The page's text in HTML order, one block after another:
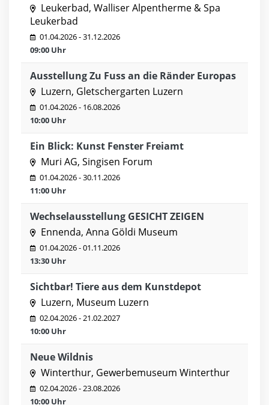
Leukerbad, Walliser Alpentherme & Spa
Leukerbad
01.04.2026 - 31.12.2026
09:00 Uhr
Ausstellung Zu Fuss an die Ränder Europas
Luzern, Gletschergarten Luzern
01.04.2026 - 16.08.2026
10:00 Uhr
Ein Blick: Kunst Fenster Freiamt
Muri AG, Singisen Forum
01.04.2026 - 30.11.2026
11:00 Uhr
Wechselausstellung GESICHT ZEIGEN
Ennenda, Anna Göldi Museum
01.04.2026 - 01.11.2026
13:30 Uhr
Sichtbar! Tiere aus dem Kunstdepot
Luzern, Museum Luzern
02.04.2026 - 21.02.2027
10:00 Uhr
Neue Wildnis
Winterthur, Gewerbemuseum Winterthur
02.04.2026 - 23.08.2026
10:00 Uhr